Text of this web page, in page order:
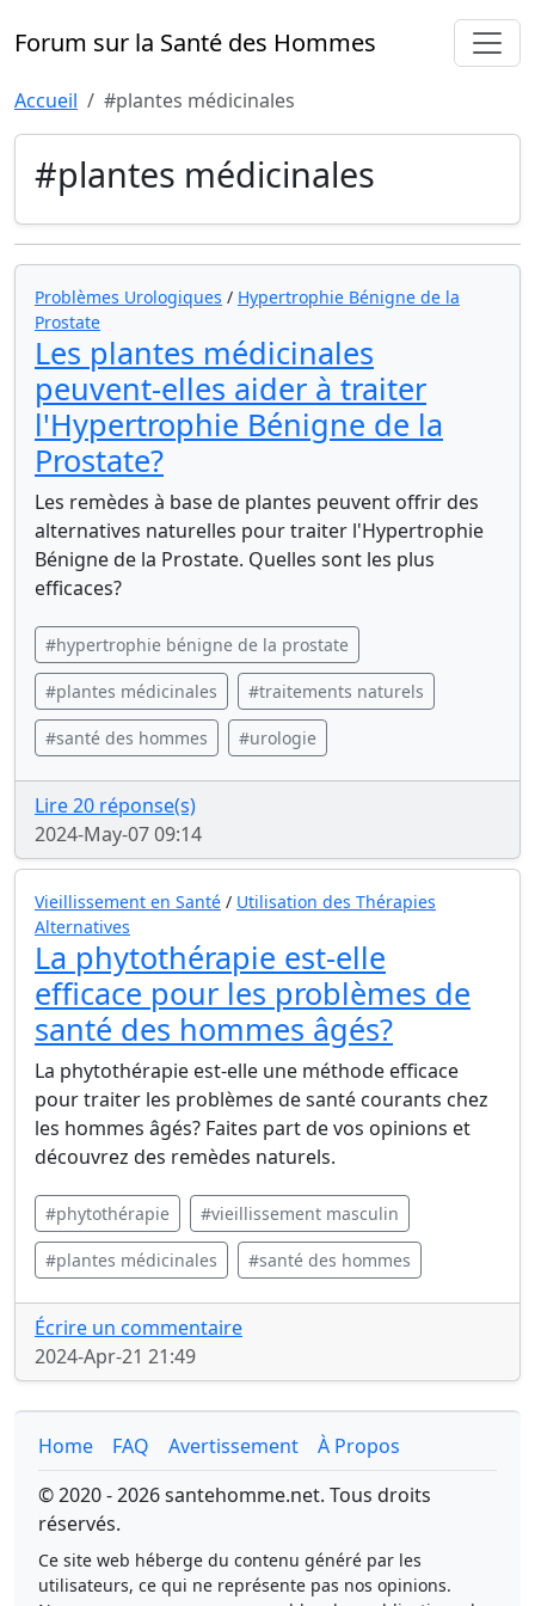
Forum sur la Santé des Hommes
Accueil #plantes médicinales
#plantes médicinales
Problèmes Urologiques / Hypertrophie Bénigne de la
Prostate
Les plantes médicinales
peuvent-elles aider à traiter
l'Hypertrophie Bénigne de la
Prostate?
Les remèdes à base de plantes peuvent offrir des
alternatives naturelles pour traiter l'Hypertrophie
Bénigne de la Prostate. Quelles sont les plus
efficaces?
#hypertrophie bénigne de la prostate
#plantes médicinales #traitements naturels
#santé des hommes #urologie
Lire 20 réponse(s)
2024-May-07 09:14
Vieillissement en Santé / Utilisation des Thérapies
Alternatives
La phytothérapie est-elle
efficace pour les problèmes de
santé des hommes âgés?
La phytothérapie est-elle une méthode efficace
pour traiter les problèmes de santé courants chez
les hommes âgés? Faites part de vos opinions et
découvrez des remèdes naturels.
#phytothérapie #vieillissement masculin
#plantes médicinales #santé des hommes
Écrire un commentaire
2024-Apr-21 21:49
Home FAQ Avertissement
À Propos
© 2020 - 2026 santehomme.net. Tous droits
réservés.
Ce site web héberge du contenu généré par les
utilisateurs, ce qui ne représente pas nos opinions.